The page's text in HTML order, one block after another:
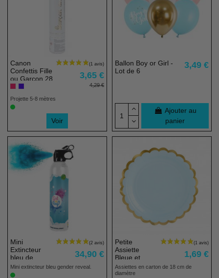
Canon
Confettis Fille
ou Garçon 28
3,65 €
4,29 €
Projette 5-8 mètres
Voir
Ballon Boy or Girl -
Lot de 6
3,49 €
Ajouter au
panier
Mini
Extincteur
bleu de
Poudre Holi
Gender
34,90 €
Mini extincteur bleu gender reveal.
Petite
Assiette
Bleue et
Dorée - Lot
de 6
1,69 €
Assiettes en carton de 18 cm de
diamètre